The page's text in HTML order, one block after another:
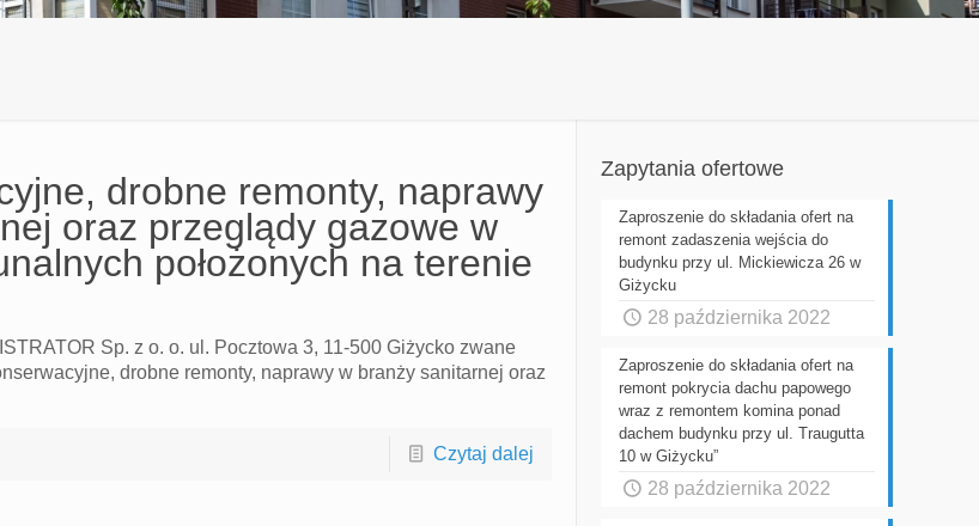
drobne remonty, naprawy
oraz przeglądy gazowe w
położonych na terenie
Sp. z o. o. ul. Pocztowa 3, 11-500 Giżycko zwane
drobne remonty, naprawy w branży sanitarnej oraz
Czytaj dalej
Zapytania ofertowe
Zaproszenie do składania ofert na
remont zadaszenia wejścia do
budynku przy ul. Mickiewicza 26 w
Giżycku
28 października 2022
Zaproszenie do składania ofert na
remont pokrycia dachu papowego
wraz z remontem komina ponad
dachem budynku przy ul. Traugutta
10 w Giżycku”
28 października 2022